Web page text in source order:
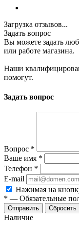
Загрузка отзывов...
Задать вопрос
Вы можете задать
или работе магазина.
Наши
помогут.
Задать вопрос
Вопрос *
Ваше имя *
Телефон *
E-mail
Нажимая на
* — Обязательные
Отправить Сбросить
Наличие